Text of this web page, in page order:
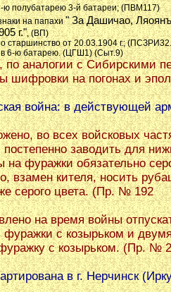
ю полубатарею 3-й батареи; (ПВМ117)
на папахи" За Дашичао,
г.", (ВП)
старшинство от 20.03.1904 г.;
в 6-ю батарею. (ЦГШ1) (Сыт.9)
по аналогии с Сибирскими
шифровки на погонах и
война: в действующей
во всех войсковых
заводить для
фуражки обязательно
взамен кителя, носить
серого цвета. (Пр. № 192
на время войны
с козырьком и
с козырьком. (Пр. №
в г. Нерчинск